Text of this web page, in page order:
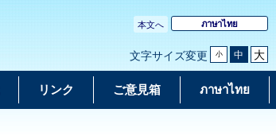
本文へ ภาษาไทย
文字サイズ変更 小 中 大
リンク ご意見箱 ภาษาไทย